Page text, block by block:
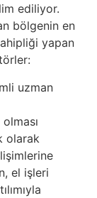
ediliyor.
bölgenin en
yapan
uzman
olarak
el işleri